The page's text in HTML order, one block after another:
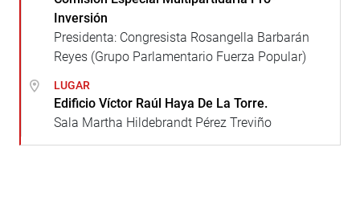
Inversión
Presidenta: Congresista Rosangella Barbarán
Reyes (Grupo Parlamentario Fuerza Popular)
LUGAR
Edificio Víctor Raúl Haya De La Torre.
Sala Martha Hildebrandt Pérez Treviño